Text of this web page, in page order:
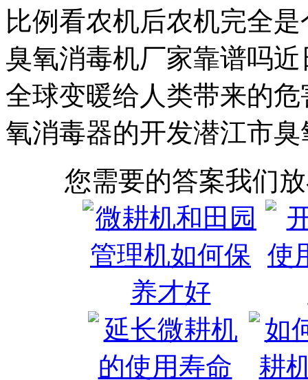
比例看农机后农机完全
臭氧消毒机厂家靠谱吗
全球变暖给人类带来的
氧消毒器的开发潜江市
您需要的答案我们